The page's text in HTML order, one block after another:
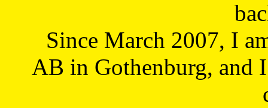
Since March 2007, I
AB in Gothenburg, and